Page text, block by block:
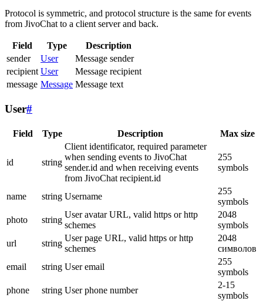
Protocol is symmetric, and protocol structure is the same for events
from JivoChat to a client server and back.
Field Type
Description
sender
User
Message sender
recipient User
Message recipient
message Message Message text
User#
Field Type Description Max size
id string
Client identificator, required parameter
when sending events to JivoChat
sender.id and when receiving events
from JivoChat recipient.id
255
symbols
name string Username
255
symbols
photo
string
User avatar URL, valid https or http
schemes
2048
symbols
url
string
User page URL, valid https or http
schemes
2048
символов
email
string User email
255
symbols
phone
string User phone number
2-15
symbols